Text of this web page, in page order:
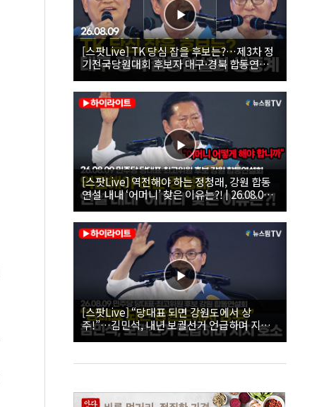
[스팟Live] TK 당심 잡을 후보는?…제3차 정
기전국당원대회 후보자 대구·경북 합동연설
회 생중계 | 26.08.09
[스팟Live] 역전해야 하는 정청래, 강원 합동
연설 내내 ‘어머니’ 찾은 이유는?! | 26.08.09
더불어민주당 당대표·최고위원 후보 강원 합
동연설회
[스팟Live] “당대표 되면 강원도에서 상
주!”…김민석, 내년 보궐선거 언급하며 지지
호소 | 26.08.09 더불어민주당 당대표·최고위